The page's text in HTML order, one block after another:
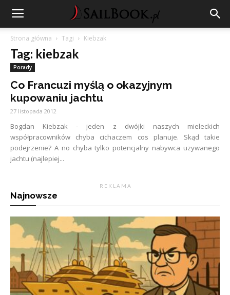
Strona główna Tagi Kiebzak
Tag: kiebzak
Porady
Co Francuzi myślą o okazyjnym
kupowaniu jachtu
27 listopada 2012
Bogdan Kiebzak - jeden z dwójki naszych mieleckich
współpracowników chyba cichaczem cos planuje. Skąd takie
podejrzenie? A no chyba tylko potencjalny nabywca uzywanego
jachtu (najlepiej...
R E K L A M A
Najnowsze